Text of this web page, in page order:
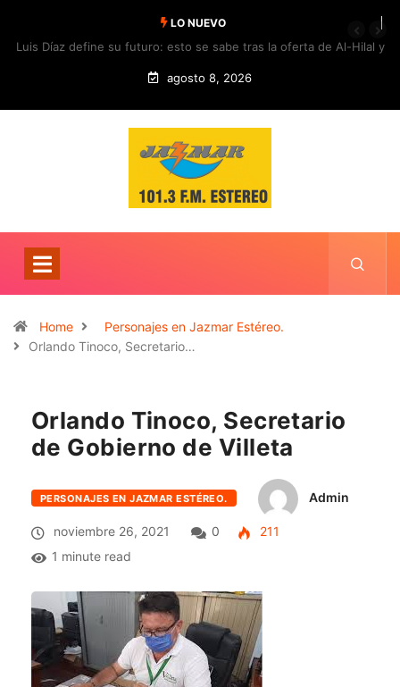
LO NUEVO
Luis Díaz define su futuro: esto se sabe tras la oferta de Al-Hilal y
la respuesta del Bayern
agosto 8, 2026
Home
Personajes en Jazmar Estéreo.
Orlando Tinoco, Secretario…
Orlando Tinoco, Secretario
de Gobierno de Villeta
PERSONAJES EN JAZMAR ESTÉREO. Admin
noviembre 26, 2021 0
211
1 minute read